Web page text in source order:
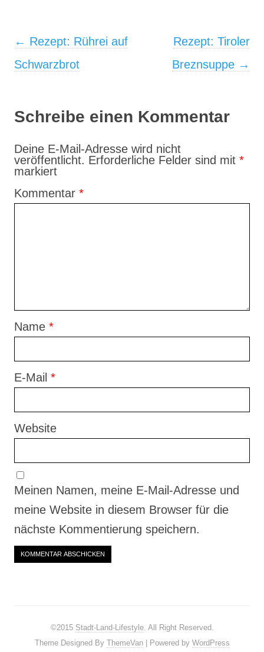
Post navigation
← Rezept: Rührei auf
Schwarzbrot
Rezept: Tiroler
Breznsuppe →
Schreibe einen Kommentar
Deine E-Mail-Adresse wird nicht
veröffentlicht. Erforderliche Felder sind mit *
markiert
Kommentar *
Name *
E-Mail *
Website
Meinen Namen, meine E-Mail-Adresse und
meine Website in diesem Browser für die
nächste Kommentierung speichern.
©2015 Stadt-Land-Lifestyle. All Right Reserved.
Theme Designed By ThemeVan| Powered by WordPress